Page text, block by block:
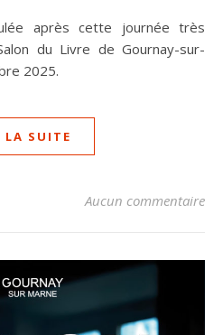
du Livre de Gournay-sur-
2025.
LA SUITE
Aucun commentaire